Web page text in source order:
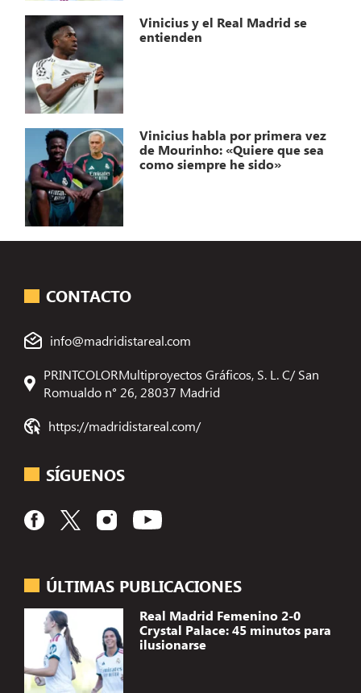
Vinicius y el Real Madrid se
entienden
Vinicius habla por primera vez
de Mourinho: «Quiere que sea
como siempre he sido»
ÚLTIMAS PUBLICACIONES
Real Madrid Femenino 2-0
Crystal Palace: 45 minutos para
ilusionarse
CONTACTO
info@madridistareal.com
PRINTCOLORMultiproyectos Gráficos, S. L. C/ San
Romualdo n° 26, 28037 Madrid
https://madridistareal.com/
SÍGUENOS